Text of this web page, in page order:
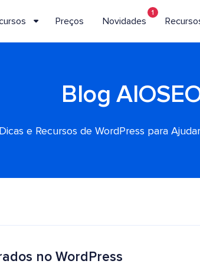
Preços Novidades
1
Blog
e Recursos de WordPress para
no WordPress